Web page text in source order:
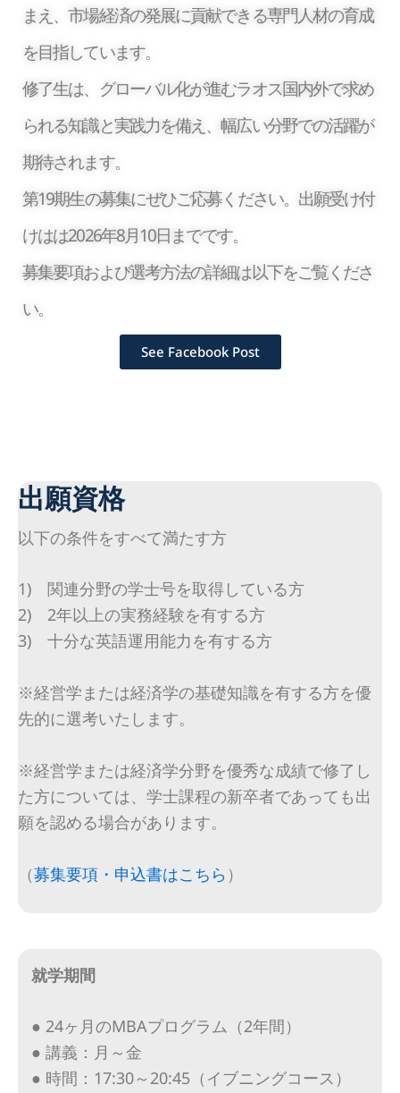
まえ、市場経済の発展に貢献できる専門人材の育成
を目指しています。
修了生は、グローバル化が進むラオス国内外で求め
られる知識と実践力を備え、幅広い分野での活躍が
期待されます。
第19期生の募集にぜひご応募ください。出願受け付
けはは2026年8月10日までです。
募集要項および選考方法の詳細は以下をご覧くださ
い。
See Facebook Post
出願資格
以下の条件をすべて満たす方
1) 関連分野の学士号を取得している方
2) 2年以上の実務経験を有する方
3) 十分な英語運用能力を有する方
※経営学または経済学の基礎知識を有する方を優
先的に選考いたします。
※経営学または経済学分野を優秀な成績で修了し
た方については、学士課程の新卒者であっても出
願を認める場合があります。
（募集要項・申込書はこちら ）
就学期間
● 24ヶ月のMBAプログラム（2年間）
● 講義：月～金
● 時間：17:30～20:45（イブニングコース）